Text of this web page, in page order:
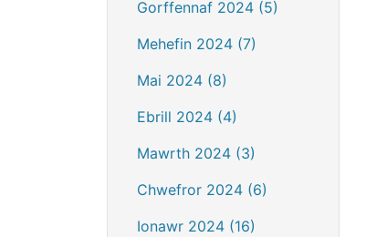
Gorffennaf 2024 (5)
Mehefin 2024 (7)
Mai 2024 (8)
Ebrill 2024 (4)
Mawrth 2024 (3)
Chwefror 2024 (6)
Ionawr 2024 (16)